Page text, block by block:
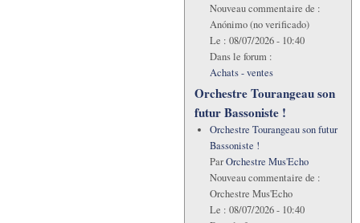
Nouveau commentaire de :
Anónimo (no verificado)
Le : 08/07/2026 - 10:40
Dans le forum :
Achats - ventes
Orchestre Tourangeau son
futur Bassoniste !
Orchestre Tourangeau son futur
Bassoniste !
ParOrchestre Mus'Echo
Nouveau commentaire de :
Orchestre Mus'Echo
Le : 08/07/2026 - 10:40